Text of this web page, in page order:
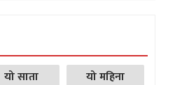
यो साता यो महिना